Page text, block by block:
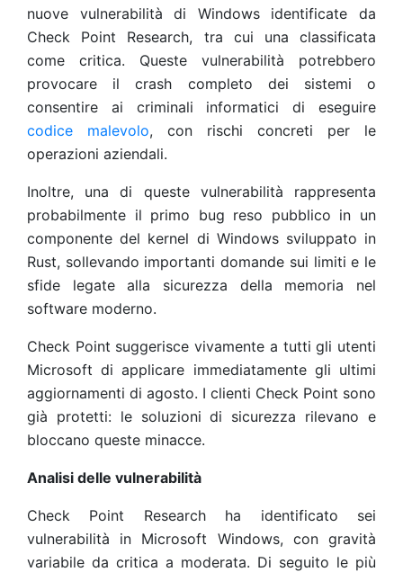
nuove vulnerabilità di Windows identificate da
Check Point Research, tra cui una classificata
come critica. Queste vulnerabilità potrebbero
provocare il crash completo dei sistemi o
consentire ai criminali informatici di eseguire
codice malevolo, con rischi concreti per le
operazioni aziendali.
Inoltre, una di queste vulnerabilità rappresenta
probabilmente il primo bug reso pubblico in un
componente del kernel di Windows sviluppato in
Rust, sollevando importanti domande sui limiti e le
sfide legate alla sicurezza della memoria nel
software moderno.
Check Point suggerisce vivamente a tutti gli utenti
Microsoft di applicare immediatamente gli ultimi
aggiornamenti di agosto. I clienti Check Point sono
già protetti: le soluzioni di sicurezza rilevano e
bloccano queste minacce.
Analisi delle vulnerabilità
Check Point Research ha identificato sei
vulnerabilità in Microsoft Windows, con gravità
variabile da critica a moderata. Di seguito le più